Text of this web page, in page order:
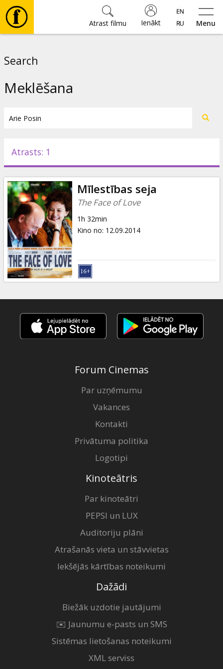
Menu
Ienākt
Atrast filmu
Pasākumi
Ziņas
Dāvanu
kartes
Uzkodas
B2B
Kino
Klubs
Search
Meklēšana
Atrasts: 1
Mīlestības seja
The Face of Love
1h 32min
Kino no: 12.09.2014
Forum Cinemas
Par uzņēmumu
Vakances
Kontakti
Privātuma politika
Logotipi
Kinoteātris
Par kinoteātri
PEPSI un LUX
Auditoriju plāni
Atrašanās vieta un stāvvietas
Iekšējās kārtības noteikumi
Dažādi
Biežāk uzdotie jautājumi
✉️ Jaunumu e-pasts un SMS
Sistēmas lietošanas noteikumi
XML serviss